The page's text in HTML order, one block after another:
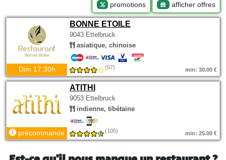
promotions afficher offres
BONNE ETOILE
9043 Ettelbruck
asiatique, chinoise
Dim 17:30h (57) min: 30.00 €
ATITHI
9053 Ettelbruck
indienne, tibétaine
précommande (105) min: 25.00 €